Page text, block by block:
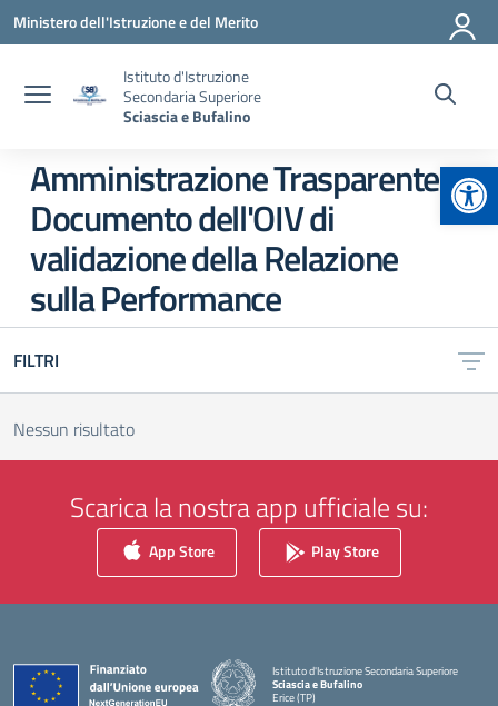
Vai ai contenuti
Vai al menu di navigazione
Vai al footer
Ministero dell'Istruzione e del Merito
Istituto d'Istruzione
Secondaria Superiore
Sciascia e Bufalino
Amministrazione Trasparente:
Documento dell'OIV di
validazione della Relazione
sulla Performance
FILTRI
Nessun risultato
Scarica la nostra app ufficiale su:
App Store Play Store
Istituto d'Istruzione Secondaria Superiore
Sciascia e Bufalino
Erice (TP)